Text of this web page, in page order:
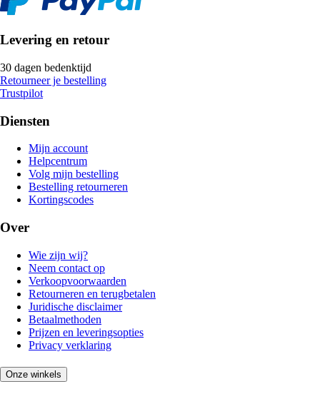
Levering en retour
30 dagen bedenktijd
Retourneer je bestelling
Trustpilot
Diensten
Mijn account
Helpcentrum
Volg mijn bestelling
Bestelling retourneren
Kortingscodes
Over
Wie zijn wij?
Neem contact op
Verkoopvoorwaarden
Retourneren en terugbetalen
Juridische disclaimer
Betaalmethoden
Prijzen en leveringsopties
Privacy verklaring
Onze winkels